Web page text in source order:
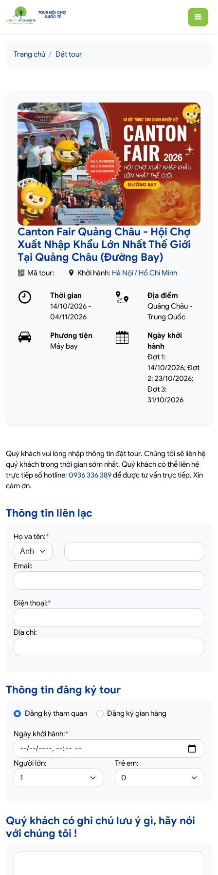
Trang chủ Đặt tour
Canton Fair Quảng Châu - Hội Chợ
Xuất Nhập Khẩu Lớn Nhất Thế Giới
Tại Quảng Châu (Đường Bay)
Mã tour: Khởi hành: Hà Nội / Hồ Chí Minh
Thời gian
14/10/2026 -
04/11/2026
Địa điểm
Quảng Châu -
Trung Quốc
Phương tiện
Máy bay
Ngày khởi
hành
Đợt 1:
14/10/2026; Đợt
2: 23/10/2026;
Đợt 3:
31/10/2026
Quý khách vui lòng nhập thông tin đặt tour. Chúng tôi sẽ liên hệ
quý khách trong thời gian sớm nhất. Quý khách có thể liên hệ
trực tiếp số hotline: 0936 336 389để được tư vấn trực tiếp. Xin
cám ơn.
Thông tin liên lạc
Họ và tên:*
Email:
Điện thoại:*
Địa chỉ:
Thông tin đăng ký tour
Đăng ký tham quan Đăng ký gian hàng
Ngày khởi hành:*
Người lớn: Trẻ em:
Quý khách có ghi chú lưu ý gì, hãy nói
với chúng tôi !